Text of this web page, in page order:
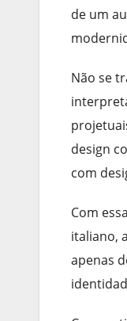
de um
Não se
design
com
Com
italiano,
apenas